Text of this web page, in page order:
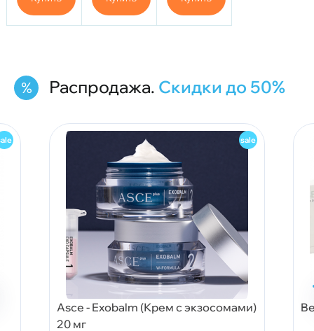
50 мл.
скваланом,
200 мл.
протеином
шелка
Распродажа. Скидки до 50%
Asce - Exobalm (Крем с экзосомами)
20 мг